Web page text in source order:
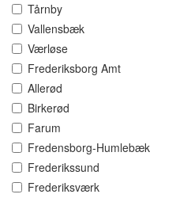
Tårnby
Vallensbæk
Værløse
Frederiksborg Amt
Allerød
Birkerød
Farum
Fredensborg-Humlebæk
Frederikssund
Frederiksværk